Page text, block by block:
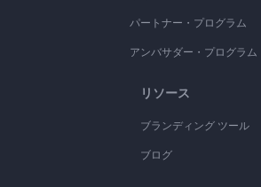
パートナー・プログラム
アンバサダー・プログラム
リソース
ブランディング ツール
ブログ